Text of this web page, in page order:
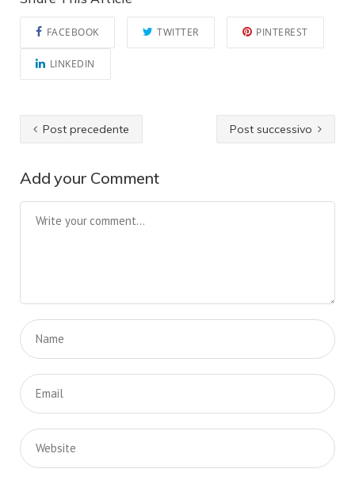
FACEBOOK TWITTER PINTEREST
LINKEDIN
Post precedente Post successivo
Add your Comment